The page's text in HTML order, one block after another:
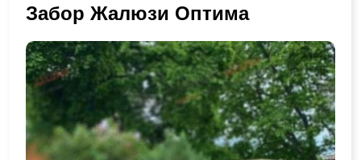
Забор Жалюзи Оптима